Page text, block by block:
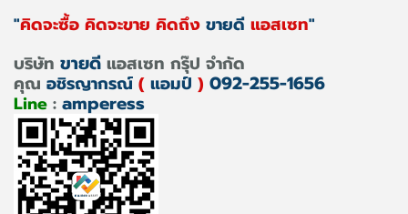
"คิดจะซื้อ คิดจะขาย คิดถึง ขายดี แอสเซท"
บริษัท ขายดี แอสเซท กรุ๊ป จำกัด
คุณ อชิรญากรณ์ ( แอมป์ ) 092-255-1656
Line : amperess